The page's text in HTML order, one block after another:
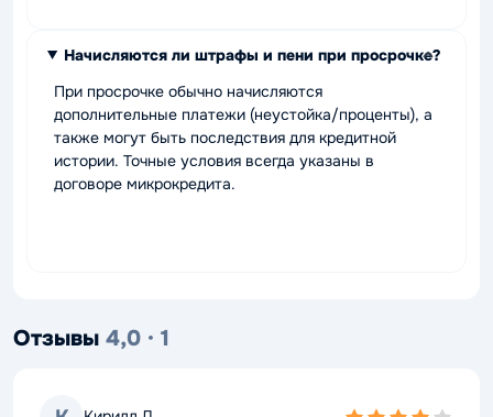
Начисляются ли штрафы и пени при просрочке?
При просрочке обычно начисляются
дополнительные платежи (неустойка/проценты), а
также могут быть последствия для кредитной
истории. Точные условия всегда указаны в
договоре микрокредита.
Отзывы 4,0 · 1